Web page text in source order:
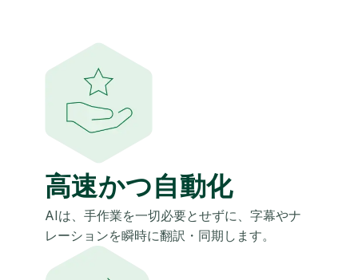
高速かつ自動化
AIは、手作業を一切必要とせずに、字幕やナ
レーションを瞬時に翻訳・同期します。